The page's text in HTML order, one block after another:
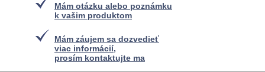
Mám otázku alebo poznámku
k vašim produktom
Mám záujem sa dozvedieť
viac informácií,
prosím kontaktujte ma